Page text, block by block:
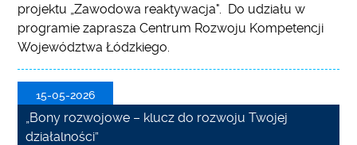
projektu „Zawodowa reaktywacja". Do udziału w
programie zaprasza Centrum Rozwoju Kompetencji
Województwa Łódzkiego.
15-05-2026
„Bony rozwojowe – klucz do rozwoju Twojej
działalności”